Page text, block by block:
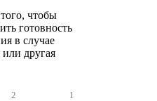
чтобы
готовность
в случае
другая
2 1